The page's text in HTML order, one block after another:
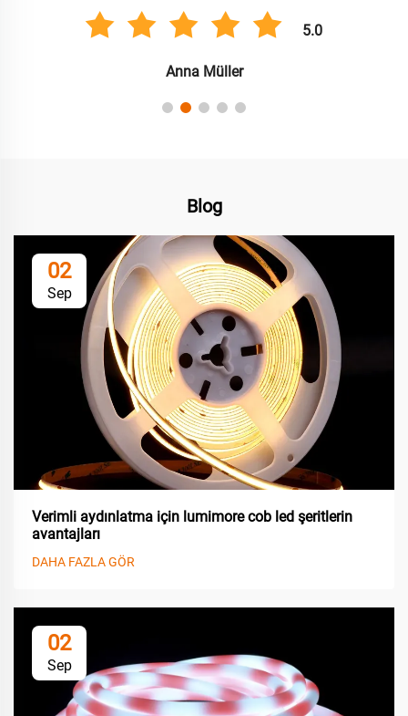
5.0
Anna Müller
Blog
02
Sep
Verimli aydınlatma için lumimore cob led şeritlerin
avantajları
DAHA FAZLA GÖR
02
Sep